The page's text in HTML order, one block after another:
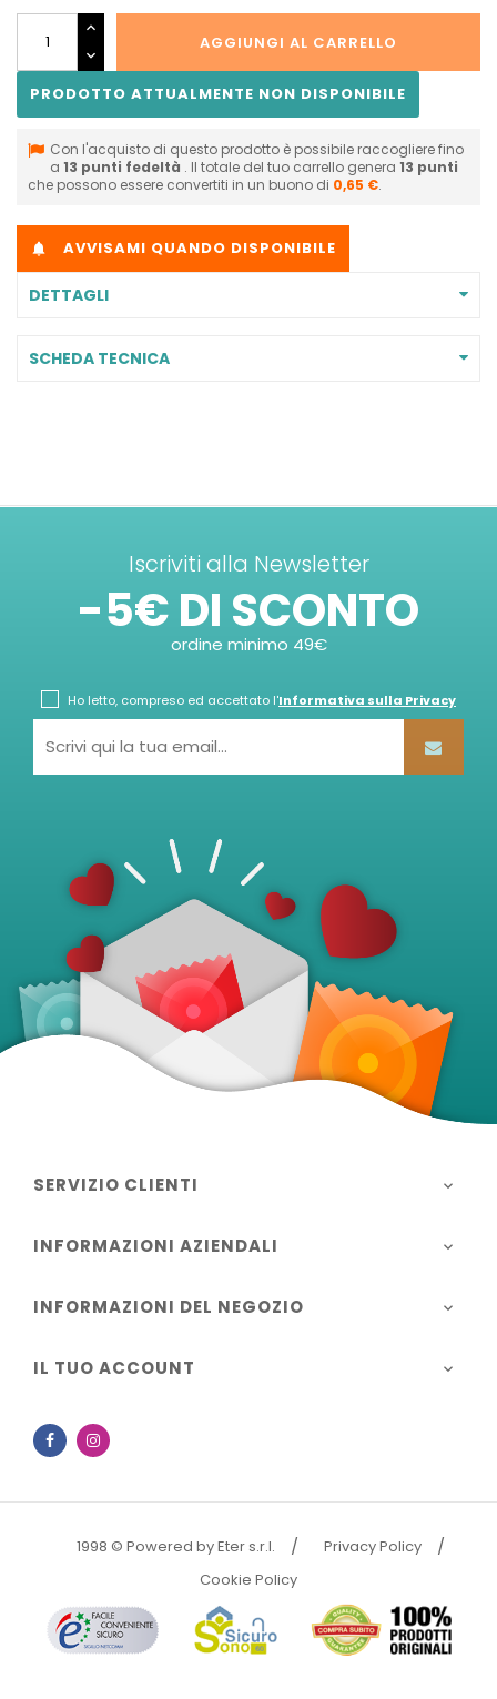
AGGIUNGI AL CARRELLO
PRODOTTO ATTUALMENTE NON DISPONIBILE
Con l'acquisto di questo prodotto è possibile raccogliere fino
a 13 punti fedeltà . Il totale del tuo carrello genera 13 punti
che possono essere convertiti in un buono di 0,65 €.
 AVVISAMI QUANDO DISPONIBILE
DETTAGLI
SCHEDA TECNICA
Iscriviti alla Newsletter
-5€ DI SCONTO
ordine minimo 49€
Ho letto, compreso ed accettato l'Informativa sulla Privacy
SERVIZIO CLIENTI 
INFORMAZIONI AZIENDALI 
INFORMAZIONI DEL NEGOZIO 
IL TUO ACCOUNT 
Facebook
1998 © Powered by Eter s.r.l.
Privacy Policy
Cookie Policy